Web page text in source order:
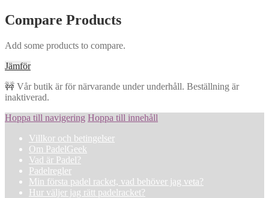
Compare Products
Add some products to compare.
Jämför
🚧 Vår butik är för närvarande under underhåll. Beställning är
inaktiverad.
Hoppa till navigering Hoppa till innehåll
Villkor och betingelser
Om PadelGeek
Vad är Padel?
Padelregler
Min första padel racket, vad behöver jag veta?
Hur väljer jag rätt padelracket?